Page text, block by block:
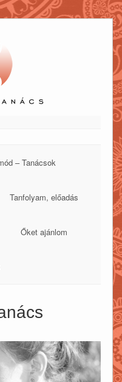
– Tanácsok
Tanfolyam, előadás
Őket ajánlom